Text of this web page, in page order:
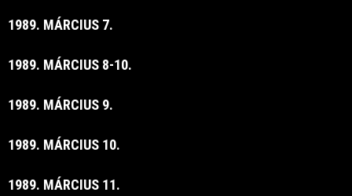
1989. MÁRCIUS 7.
1989. MÁRCIUS 8-10.
1989. MÁRCIUS 9.
1989. MÁRCIUS 10.
1989. MÁRCIUS 11.